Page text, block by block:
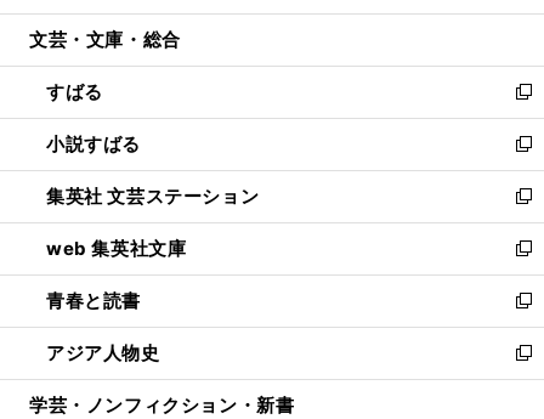
開
ウ
開
く
ン
ウ
で
開
く
ウ
ン
ド
ウ
で
開
く
文芸・文庫・総合
すばる
新
し
い
ウ
ィ
ン
ド
ウ
で
開
く
小説すばる
新
し
い
ウ
ィ
ン
ド
ウ
で
開
集英社 文芸ステーション
新
し
い
ウ
ィ
ン
ド
ウ
web 集英社文庫
新
し
い
ウ
ィ
ン
青春と読書
新
し
い
ウ
アジア人物史
新
し
学芸・ノンフィクション・新書